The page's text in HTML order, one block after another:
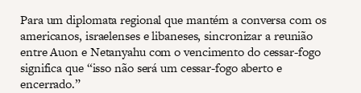
Para um diplomata regional que mantém a conversa com os
americanos, israelenses e libaneses, sincronizar a reunião
entre Auon e Netanyahu com o vencimento do cessar-fogo
significa que “isso não será um cessar-fogo aberto e
encerrado.”